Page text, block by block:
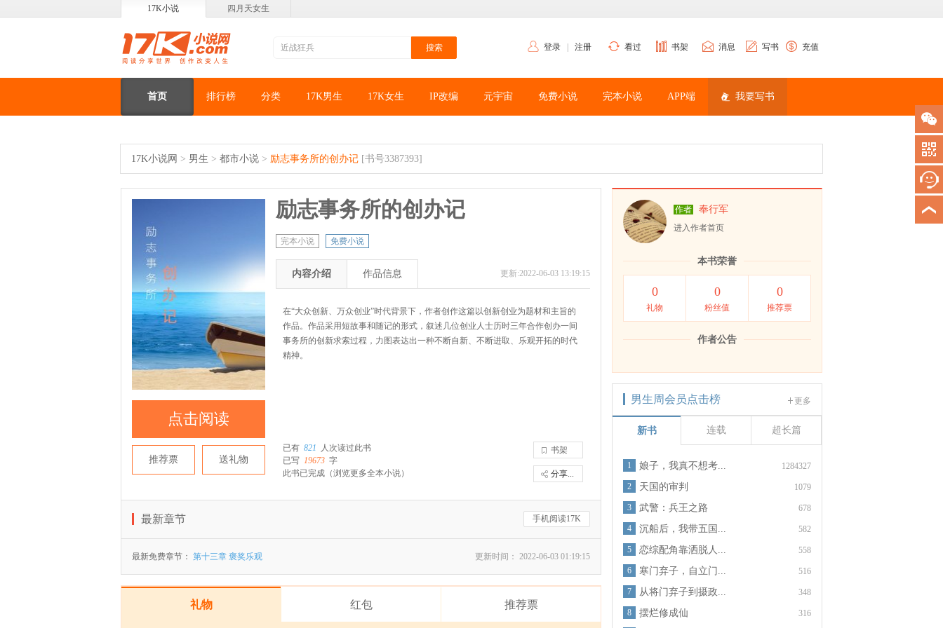
17K小说 四月天女生
登录 注册 看过 书架 消息 写书 充值
首页 排行榜 分类 17K男生 17K女生 IP改编 元宇宙 免费小说 完本小说 APP端 我要写书
17K小说网 > 男生 > 都市小说 > 励志事务所的创办记 [书号3387393]
点击阅读
推荐票 送礼物
励志事务所的创办记
完本小说 免费小说
更新:2022-06-03 13:19:15
内容介绍 作品信息
在“大众创新、万众创业”时代背景下，作者创作这篇以创新创业为题材和主旨的
作品。作品采用短故事和随记的形式，叙述几位创业人士历时三年合作创办一间
事务所的创新求索过程，力图表达出一种不断自新、不断进取、乐观开拓的时代
精神。
书架
分享...
已有 821
人次读过此书
已写 19673 字
此书已完成 （浏览更多全本小说）
手机阅读17K
最新章节
更新时间： 2022-06-03 01:19:15
最新免费章节： 第十三章 褒奖乐观
礼物 红包 推荐票
作者 奉行军
进入作者首页
本书荣誉
0
礼物
0
粉丝值
0
推荐票
作者公告
更多
男生周会员点击榜
新书 连载 超长篇
1284327
1 娘子，我真不想考...
1079
2 天国的审判
678
3 武警：兵王之路
582
4 沉船后，我带五国...
558
5 恋综配角靠洒脱人...
516
6 寒门弃子，自立门...
348
7 从将门弃子到摄政...
316
8 摆烂修成仙